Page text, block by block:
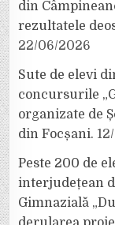
din
rezultatele
22/06/2026
Sute de elevi
concursurile
organizate de
din Focșani.
Peste 200 de
interjudețean
Gimnazială